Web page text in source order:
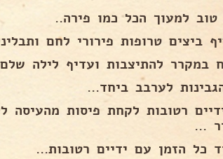
טוב למעוך הכל כמו פירה..
ביצים טרופות פירורי לחם
במקרר להתיצבות ועדיף לילה
לערבב ביחד...
רטובות לקחת פיסות מהעיסה
...
כל הזמן עם ידיים רטובות...